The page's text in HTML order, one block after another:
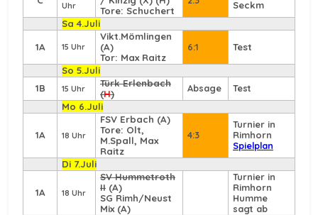
Uhr
Tore: Schuchert
Seckm
Sa 4.Juli
1A 15 Uhr
Vikt.Mömlingen
(A)
Tor: Max Raitz
6:1 Test
So 5.Juli
1B
15 Uhr
Türk Erlenbach
(H) Absage
Test
Mo 6.Juli
1A 18 Uhr
FSV Erbach (A)
Tore: Olt,
M.Spall, Max
Raitz
4:3
Turnier in
Rimhorn
Spielplan
Di 7.Juli
1A 18 Uhr
SV Hummetroth
II (A)
SG Rimh/Neust
Mix (A)
Turnier in
Rimhorn
Humme
sagt ab